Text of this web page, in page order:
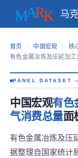
马
首页 / 中国宏观 / 核
有色金属冶炼及压延加
PANEL DATASET
中国宏观有色
气消费总量面
有色金属冶炼及压
据整理自国家统计